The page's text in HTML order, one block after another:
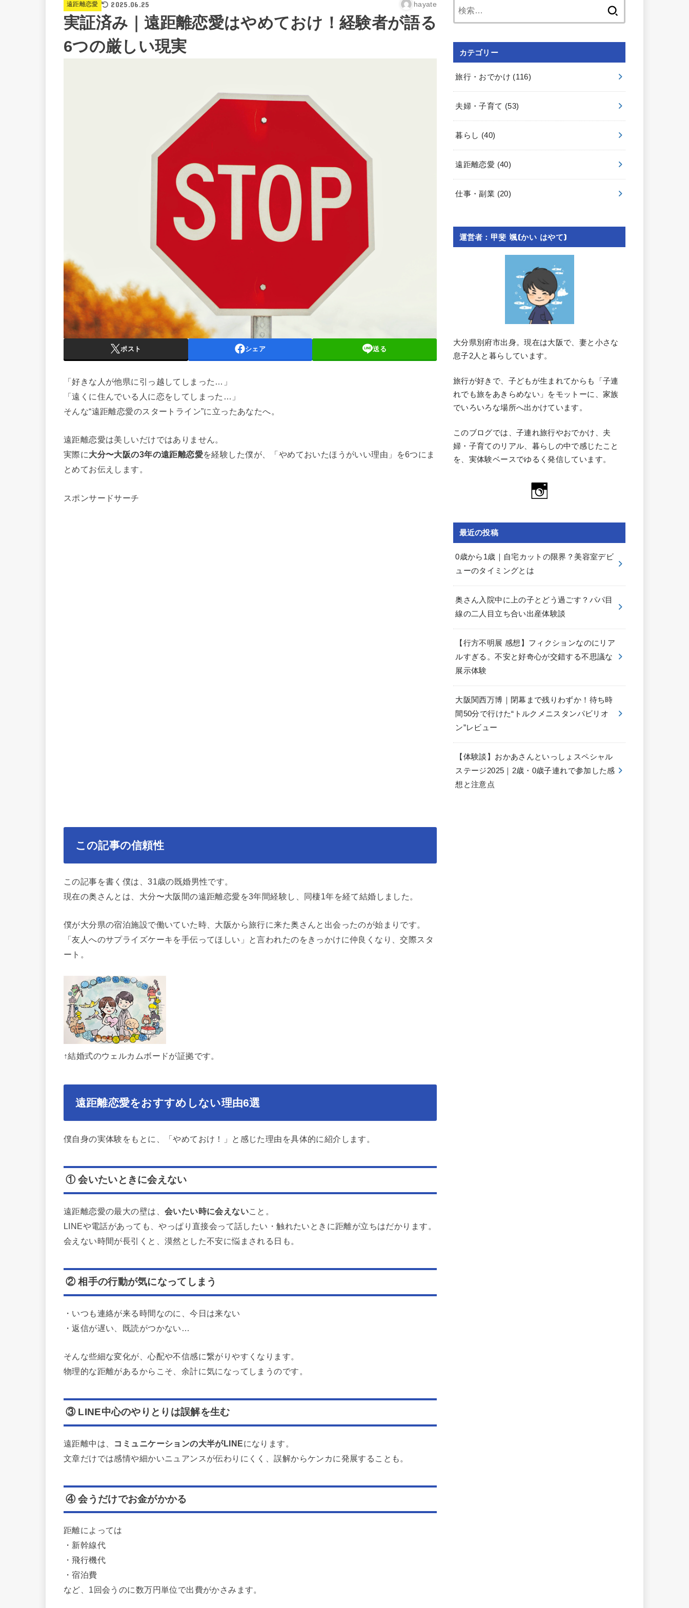
遠距離恋愛 2025.06.25 hayate
実証済み｜遠距離恋愛はやめておけ！経験者が語る
6つの厳しい現実
ポスト シェア 送る
「好きな人が他県に引っ越してしまった…」
「遠くに住んでいる人に恋をしてしまった…」
そんな“遠距離恋愛のスタートライン”に立ったあなたへ。
遠距離恋愛は美しいだけではありません。
実際に大分〜大阪の3年の遠距離恋愛を経験した僕が、「やめておいたほうがいい理由」を6つにま
とめてお伝えします。
スポンサードサーチ
この記事の信頼性
この記事を書く僕は、31歳の既婚男性です。
現在の奥さんとは、大分〜大阪間の遠距離恋愛を3年間経験し、同棲1年を経て結婚しました。
僕が大分県の宿泊施設で働いていた時、大阪から旅行に来た奥さんと出会ったのが始まりです。
「友人へのサプライズケーキを手伝ってほしい」と言われたのをきっかけに仲良くなり、交際スタ
ート。
↑結婚式のウェルカムボードが証拠です。
遠距離恋愛をおすすめしない理由6選
僕自身の実体験をもとに、「やめておけ！」と感じた理由を具体的に紹介します。
① 会いたいときに会えない
遠距離恋愛の最大の壁は、 会いたい時に会えないこと。
LINEや電話があっても、やっぱり直接会って話したい・触れたいときに距離が立ちはだかります。
会えない時間が長引くと、漠然とした不安に悩まされる日も。
② 相手の行動が気になってしまう
・いつも連絡が来る時間なのに、今日は来ない
・返信が遅い、既読がつかない…
そんな些細な変化が、心配や不信感に繋がりやすくなります。
物理的な距離があるからこそ、余計に気になってしまうのです。
③ LINE中心のやりとりは誤解を生む
遠距離中は、 コミュニケーションの大半がLINEになります。
文章だけでは感情や細かいニュアンスが伝わりにくく、誤解からケンカに発展することも。
④ 会うだけでお金がかかる
距離によっては
・新幹線代
・飛行機代
・宿泊費
など、1回会うのに数万円単位で出費がかさみます。
カテゴリー
旅行・おでかけ (116)
夫婦・子育て (53)
暮らし (40)
遠距離恋愛 (40)
仕事・副業 (20)
運営者：甲斐 颯(かい はやて)
大分県別府市出身。現在は大阪で、妻と小さな
息子2人と暮らしています。
旅行が好きで、子どもが生まれてからも「子連
れでも旅をあきらめない」をモットーに、家族
でいろいろな場所へ出かけています。
このブログでは、子連れ旅行やおでかけ、夫
婦・子育てのリアル、暮らしの中で感じたこと
を、実体験ベースでゆるく発信しています。
最近の投稿
0歳から1歳｜自宅カットの限界？美容室デビ
ューのタイミングとは
奥さん入院中に上の子とどう過ごす？パパ目
線の二人目立ち合い出産体験談
【行方不明展 感想】フィクションなのにリア
ルすぎる。不安と好奇心が交錯する不思議な
展示体験
大阪関西万博｜閉幕まで残りわずか！待ち時
間50分で行けた“トルクメニスタンパビリオ
ン”レビュー
【体験談】おかあさんといっしょスペシャル
ステージ2025｜2歳・0歳子連れで参加した感
想と注意点